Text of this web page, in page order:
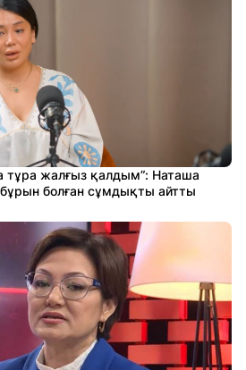
тұра жалғыз қалдым”: Наташа
болған сұмдықты айтты